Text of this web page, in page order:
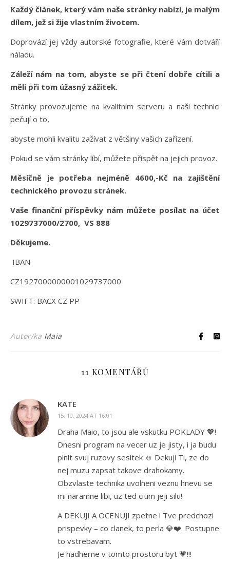
Každý článek, který vám naše stránky nabízí, je malým
dílem, jež si žije vlastním životem.
Doprovází jej vždy autorské fotografie, které vám dotváří
náladu.
Záleží nám na tom, abyste se při čtení dobře cítili a
měli při tom úžasný zážitek.
Stránky provozujeme na kvalitním serveru a naši technici
pečují o to,
abyste mohli kvalitu zažívat z většiny vašich zařízení.
Pokud se vám stránky líbí, můžete přispět na jejich provoz.
Měsíčně je potřeba nejméně 4600,-Kč na zajištění
technického provozu stránek.
Vaše finanční příspěvky nám můžete posílat na účet
1029737000/2700, VS 888
Děkujeme.
IBAN
CZ1927000000001029737000
SWIFT: BACX CZ PP
Autor/ka Maia
11 KOMENTÁŘŮ
KATE
15. 10. 2024 AT 16:01
Draha Maio, to jsou ale vskutku POKLADY 💖!
Dnesni program na vecer uz je jisty, i ja budu
plnit svuj ruzovy sesitek ☺️ Dekuji Ti, ze do
nej muzu zapsat takove drahokamy.
Obzvlaste technika uvolneni veznu hnevu se
mi naramne libi, uz ted citim jeji silu!
A DEKUJI A OCENUJI zpetne i Tve predchozi
prispevky – co clanek, to perla 💎❤️. Postupne
to vstrebavam.
Je nadherne v tomto prostoru byt 💗!!!